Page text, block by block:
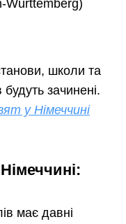
Württemberg)
школи та
зачинені.
у Німеччині
має давні